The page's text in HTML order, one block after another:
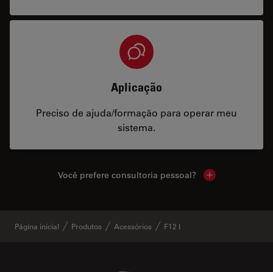
Aplicação
Preciso de ajuda/formação para operar meu
sistema.
Você prefere consultoria pessoal? Show local
Página inicial Produtos Acessórios F12 I